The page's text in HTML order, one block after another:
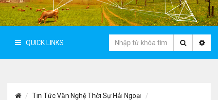
QUICK LINKS
Tin Tức Văn Nghệ Thời Sự Hải Ngoại